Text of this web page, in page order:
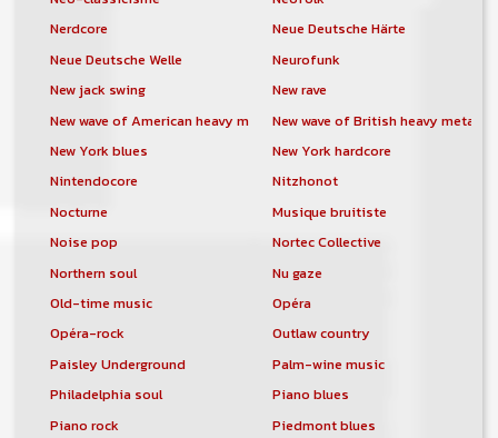
Nerdcore
Neue Deutsche Härte
Neue Deutsche Welle
Neurofunk
New jack swing
New rave
New wave of American heavy metalNew wave of British heavy metal
New York blues
New York hardcore
Nintendocore
Nitzhonot
Nocturne
Musique bruitiste
Noise pop
Nortec Collective
Northern soul
Nu gaze
Old-time music
Opéra
Opéra-rock
Outlaw country
Paisley Underground
Palm-wine music
Philadelphia soul
Piano blues
Piano rock
Piedmont blues